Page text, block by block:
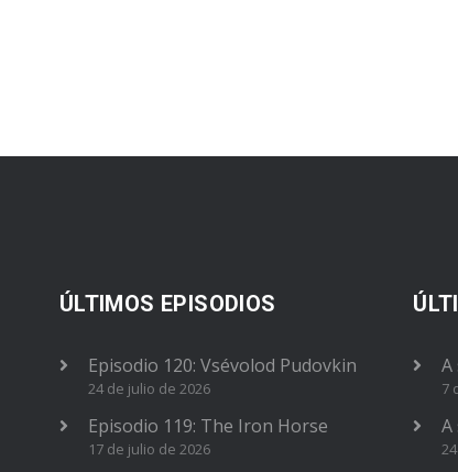
ÚLTIMOS EPISODIOS
Episodio 120: Vsévolod Pudovkin
24 de julio de 2026
Episodio 119: The Iron Horse
17 de julio de 2026
A
7
A